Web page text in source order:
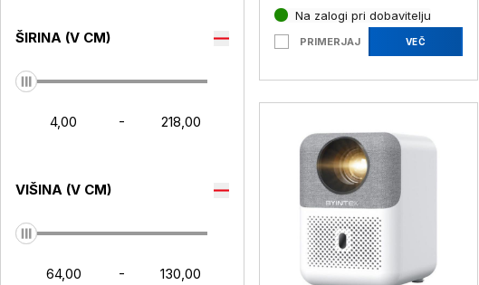
ŠIRINA (V CM)
-
VIŠINA (V CM)
-
Na zalogi pri dobavitelju
PRIMERJAJ VEČ